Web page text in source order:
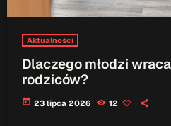
Aktualności
Dlaczego młodzi
rodziców?
today 23 lipca 2026 12